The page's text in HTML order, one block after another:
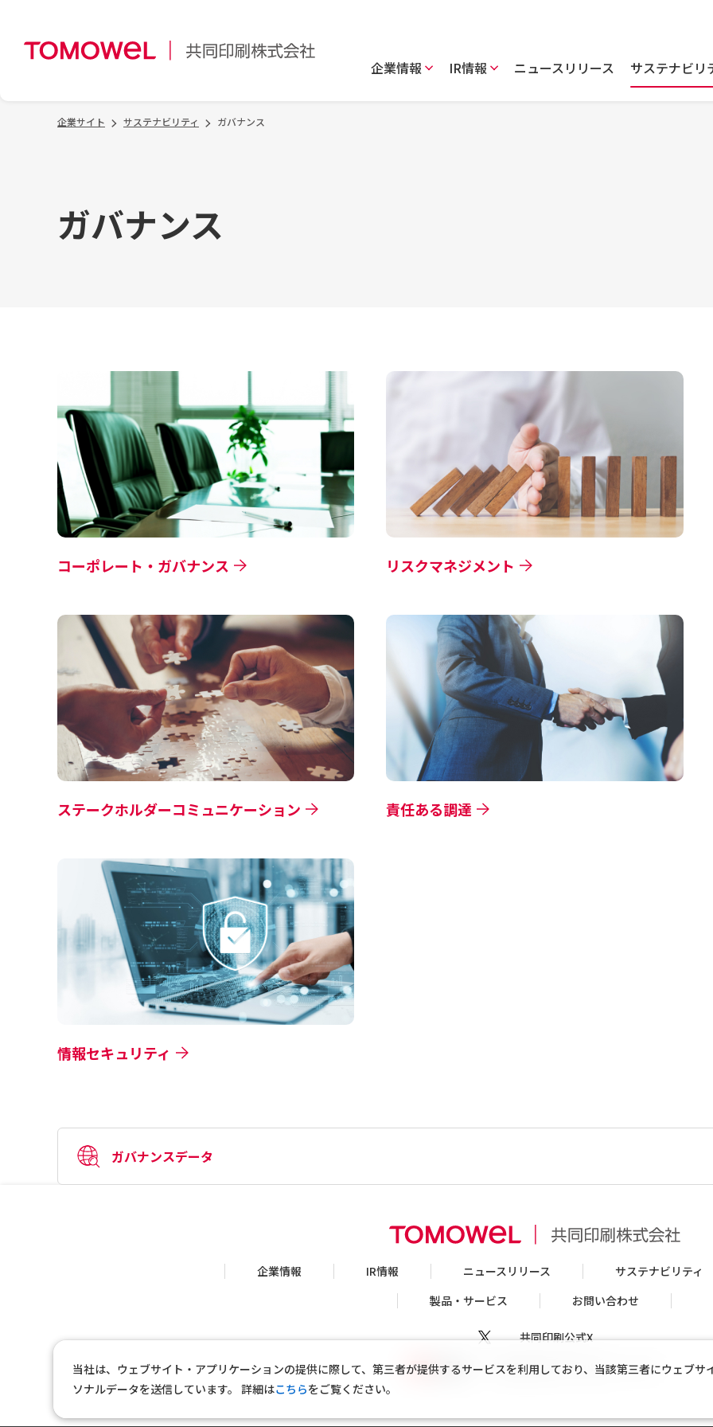
企業情報 IR情報 ニュースリリース サステナビリ
企業サイト サステナビリティ ガバナンス
ガバナンス
コーポレート・ガバナンス リスクマネジメント
ステークホルダーコミュニケーション 責任ある調達
情報セキュリティ
ガバナンスデータ
企業情報 IR情報 ニュースリリース
サステナビリティ
製品・サービス
お問い合わせ
共同印刷公式X
共同印刷公式Youtubeチャンネル
当社は、ウェブサイト・アプリケーションの提供に際して、第三者が提供するサービスを利用しており、当該第三者にウェブ
ソナルデータを送信しています。詳細はこちらをご覧ください。